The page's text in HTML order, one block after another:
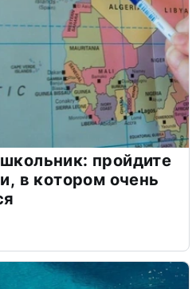
пройдите
в котором очень